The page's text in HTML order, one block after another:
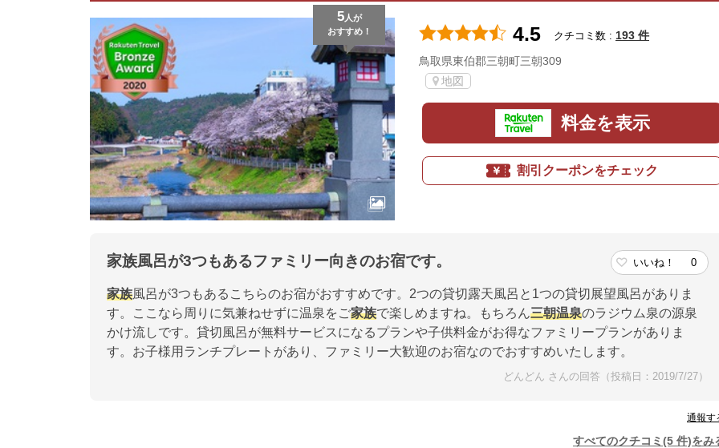
5人が
おすすめ！
4.5 クチコミ数 : 193 件
鳥取県東伯郡三朝町三朝309
地図
料金を表示
割引クーポンをチェック
家族風呂が3つもあるファミリー向きのお宿です。 いいね！ 0
家族風呂が3つもあるこちらのお宿がおすすめです。2つの貸切露天風呂と1つの貸切展望風呂がありま
す。ここなら周りに気兼ねせずに温泉をご家族で楽しめますね。もちろん三朝温泉のラジウム泉の源泉
かけ流しです。貸切風呂が無料サービスになるプランや子供料金がお得なファミリープランがありま
す。お子様用ランチプレートがあり、ファミリー大歓迎のお宿なのでおすすめいたします。
どんどん さんの回答（投稿日：2019/7/27）
通報す
すべてのクチコミ(5 件)をみ